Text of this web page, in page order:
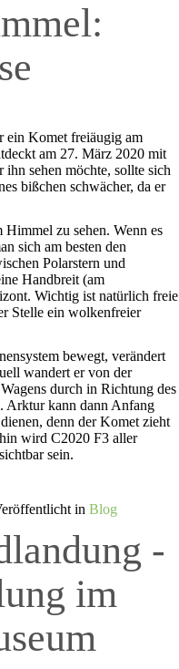
ein Komet freiäugig am
am 27. März 2020 mit
sehen möchte, sollte sich
bißchen schwächer, da er
zu sehen. Wenn es
sich am besten den
Polarstern und
Handbreit (am
Wichtig ist natürlich freie
Stelle ein wolkenfreier
bewegt, verändert
wandert er von der
durch in Richtung des
Arktur kann dann Anfang
denn der Komet zieht
wird C2020 F3 aller
sein.
in Blog
-
im